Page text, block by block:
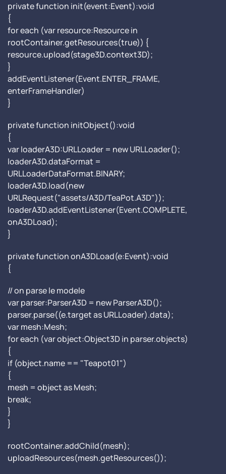
private function init(event:Event):void
{
for each (var resource:Resource in
rootContainer.getResources(true)) {
resource.upload(stage3D.context3D);
}
addEventListener(Event.ENTER_FRAME,
enterFrameHandler)
}
private function initObject():void
{
var loaderA3D:URLLoader = new URLLoader();
loaderA3D.dataFormat =
URLLoaderDataFormat.BINARY;
loaderA3D.load(new
URLRequest("assets/A3D/TeaPot.A3D"));
loaderA3D.addEventListener(Event.COMPLETE,
onA3DLoad);
}
private function onA3DLoad(e:Event):void
{
// on parse le modele
var parser:ParserA3D = new ParserA3D();
parser.parse((e.target as URLLoader).data);
var mesh:Mesh;
for each (var object:Object3D in parser.objects)
{
if (object.name == "Teapot01")
{
mesh = object as Mesh;
break;
}
}
rootContainer.addChild(mesh);
uploadResources(mesh.getResources());